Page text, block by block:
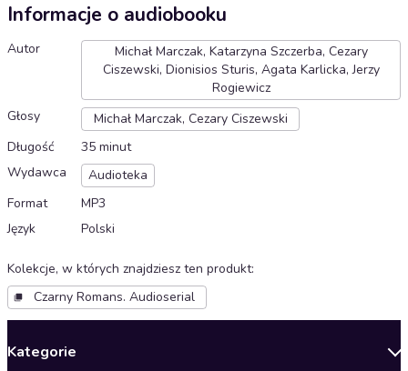
Informacje o audiobooku
Autor
Michał Marczak, Katarzyna Szczerba, Cezary
Ciszewski, Dionisios Sturis, Agata Karlicka, Jerzy
Rogiewicz
Głosy
Michał Marczak, Cezary Ciszewski
Długość
35 minut
Wydawca
Audioteka
Format
MP3
Język
Polski
Kolekcje, w których znajdziesz ten produkt:
Czarny Romans. Audioserial
Kategorie